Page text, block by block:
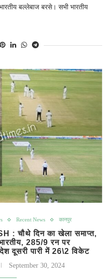
बल्‍लेबाज बरसे। सभी भारतीय
Recent News कानपुर
: चौथे दिन का खेला समाप्त,
285/9 रन पर
दूसरी पारी में 26\2 विकेट
September 30, 2024